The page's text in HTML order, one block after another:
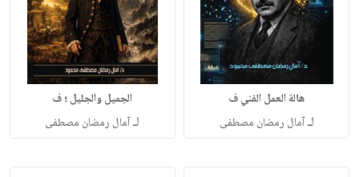
هالة العمل الفني ف
لـآمال رمضان مصطفى
الجميل والجليل ؛ ف
لـآمال رمضان مصطفى